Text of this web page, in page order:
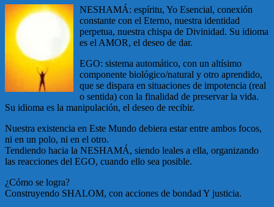
NESHAMÁ: espíritu, Yo Esencial, conexión
constante con el Eterno, nuestra identidad
perpetua, nuestra chispa de Divinidad. Su idioma
es el AMOR, el deseo de dar.
EGO: sistema automático, con un altísimo
componente biológico/natural y otro aprendido,
que se dispara en situaciones de impotencia (real
o sentida) con la finalidad de preservar la vida.
Su idioma es la manipulación, el deseo de recibir.
Nuestra existencia en Este Mundo debiera estar entre ambos focos,
ni en un polo, ni en el otro.
Tendiendo hacia la NESHAMÁ, siendo leales a ella, organizando
las reacciones del EGO, cuando ello sea posible.
¿Cómo se logra?
Construyendo SHALOM, con acciones de bondad Y justicia.